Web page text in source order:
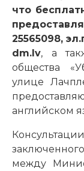
что б
25565098,
dm.lv, а
общества
улице
английском
между